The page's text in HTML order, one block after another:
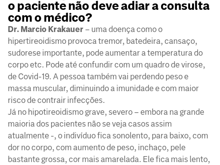
o paciente não deve adiar a consulta
com o médico?
Dr. Marcio Krakauer – uma doença como o
hipertireoidismo provoca tremor, batedeira, cansaço,
sudorese importante, pode aumentar a temperatura do
corpo etc. Pode até confundir com um quadro de virose,
de Covid-19. A pessoa também vai perdendo peso e
massa muscular, diminuindo a imunidade e com maior
risco de contrair infecções.
Já no hipotireoidismo grave, severo – embora na grande
maioria dos pacientes não se veja casos assim
atualmente -, o indivíduo fica sonolento, para baixo, com
dor no corpo, com aumento de peso, inchaço, pele
bastante grossa, cor mais amarelada. Ele fica mais lento,